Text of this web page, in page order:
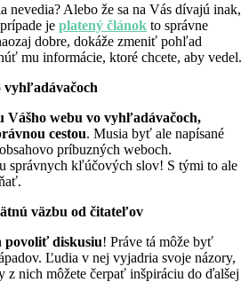
nevedia? Alebo že sa na Vás dívajú inak,
je platený článok to správne
dobre, dokáže zmeniť pohľad
mu informácie, ktoré chcete, aby vedel.
vyhľadávačoch
Vášho webu vo vyhľadávačoch,
cestou. Musia byť ale napísané
príbuzných weboch.
správnych kľúčových slov! S tými to ale
väzbu od čitateľov
povoliť diskusiu! Práve tá môže byť
Ľudia v nej vyjadria svoje názory,
z nich môžete čerpať inšpiráciu do ďalšej